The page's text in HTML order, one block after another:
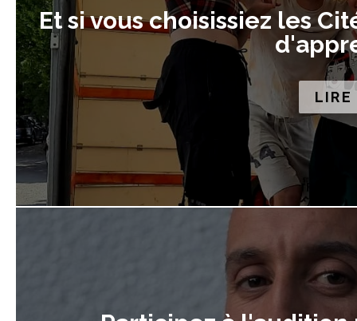
Et si vous choisissiez les